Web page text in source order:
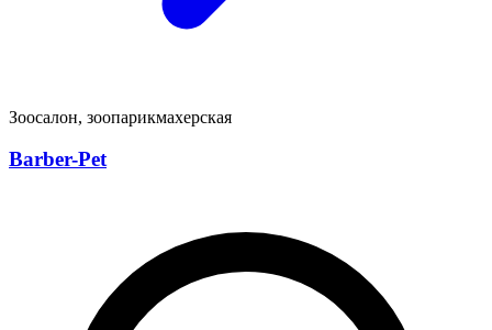
Зоосалон, зоопарикмахерская
Barber-Pet